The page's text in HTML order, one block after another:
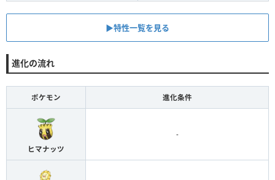
▶︎特性一覧を見る
進化の流れ
ポケモン 進化条件
ヒマナッツ
-